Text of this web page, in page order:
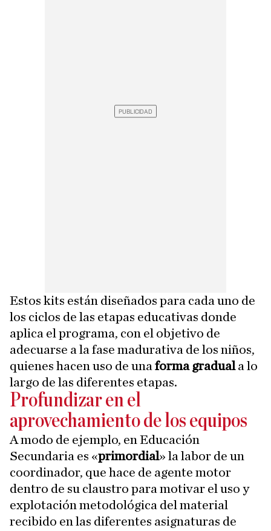
Estos kits están diseñados para cada uno de
los ciclos de las etapas educativas donde
aplica el programa, con el objetivo de
adecuarse a la fase madurativa de los niños,
quienes hacen uso de una forma graduala lo
largo de las diferentes etapas.
Profundizar en el
aprovechamiento de los equipos
A modo de ejemplo, en Educación
Secundaria es «primordial» la labor de un
coordinador, que hace de agente motor
dentro de su claustro para motivar el uso y
explotación metodológica del material
recibido en las diferentes asignaturas de